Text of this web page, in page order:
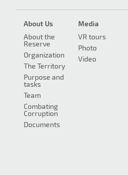
About Us
About the
Reserve
Organization
The Territory
Purpose and
tasks
Team
Combating
Corruption
Documents
Media
VR tours
Photo
Video